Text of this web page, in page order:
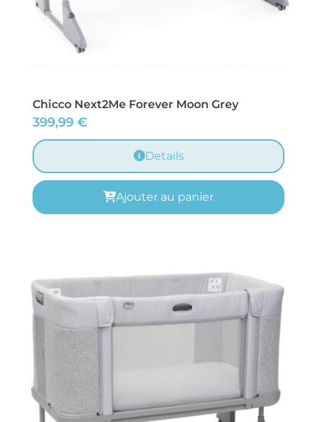
Chicco Next2Me Forever Moon Grey
399,99 €
Details
Ajouter au panier